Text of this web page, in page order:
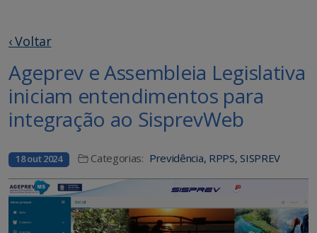
‹ Voltar
Ageprev e Assembleia Legislativa
iniciam entendimentos para
integração ao SisprevWeb
18 out 2024 Categorias: Previdência, RPPS, SISPREV